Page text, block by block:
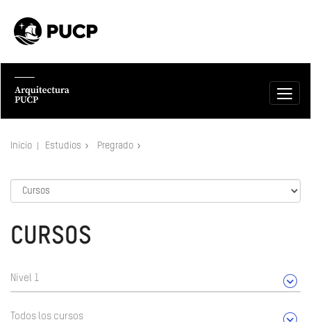
Inicio Estudios Pregrado
CURSOS
Nivel 1
Todos los cursos